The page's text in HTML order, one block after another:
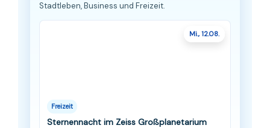
Stadtleben, Business und Freizeit.
Mi., 12.08.
Freizeit
Sternennacht im Zeiss Großplanetarium